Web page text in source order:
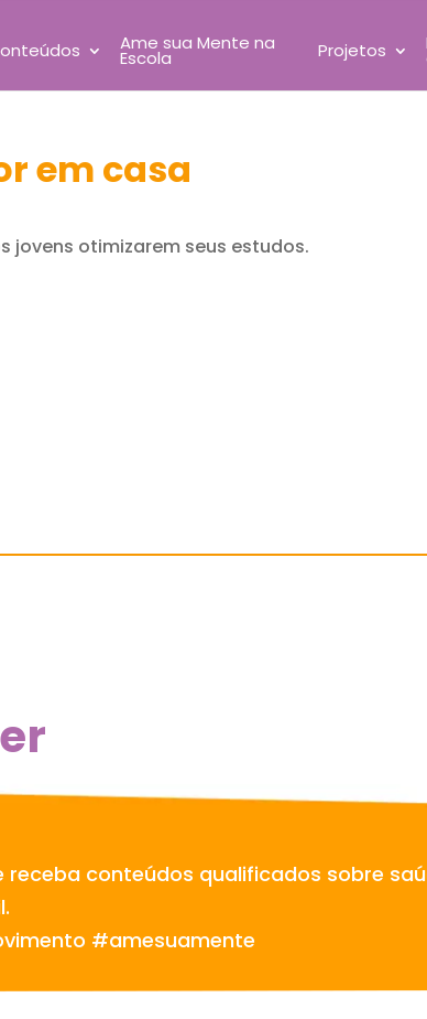
Ame sua Mente na
Escola Projetos
em casa
jovens otimizarem seus estudos.
receba conteúdos qualificados sobre
#amesuamente